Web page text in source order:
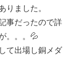
りました。
事だったので詳
。。。💦
て出場し銅メダ